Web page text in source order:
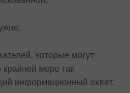
которые могут
крайней мере так
информационный охват.